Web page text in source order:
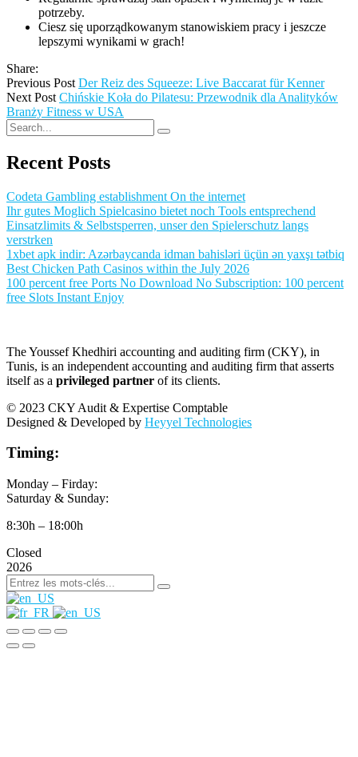
potrzeby.
Ciesz się uporządkowanym stanowiskiem pracy i jeszcze
lepszymi wynikami w grach!
Share:
Previous Post Der Reiz des Squeeze: Live Baccarat für Kenner
Next Post Chińskie Koła do Pilatesu: Przewodnik dla Analityków
Branży Fitness w USA
Recent Posts
Codeta Gambling establishment On the internet
Ihr gutes Moglich Spielcasino bietet noch Tools entsprechend
Einsatzlimits & Selbstsperren, unser den Spielerschutz langs
verstrken
1xbet apk indir: Azərbaycanda idman bahisləri üçün ən yaxşı tətbiq
Best Chicken Path Casinos within the July 2026
100 percent free Ports No Download No Subscription: 100 percent
free Slots Instant Enjoy
The Youssef Khedhiri accounting and auditing firm (CKY), in
Tunis, is an independent accounting and auditing firm that asserts
itself as a privileged partner of its clients.
© 2023 CKY Audit & Expertise Comptable
Designed & Developed by Heyyel Technologies
Timing:
Monday – Firday:
Saturday & Sunday:
8:30h – 18:00h
Closed
2026